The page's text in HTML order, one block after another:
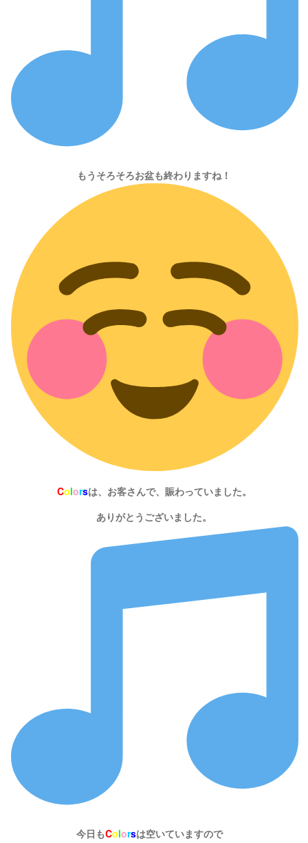
もうそろそろお盆も終わりますね！
Colorsは、お客さんで、賑わっていました。
ありがとうございました。
今日もColorsは空いていますので